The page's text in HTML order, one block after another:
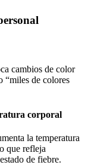
cambios de color
“miles de colores
corporal
la temperatura
que refleja
de fiebre.